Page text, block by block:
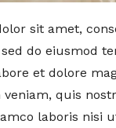
sit amet,
do eiusmod
et dolore
quis
laboris nisi